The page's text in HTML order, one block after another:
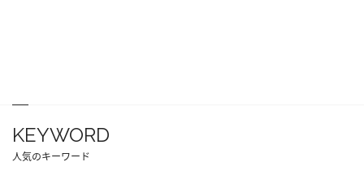
KEYWORD
人気のキーワード